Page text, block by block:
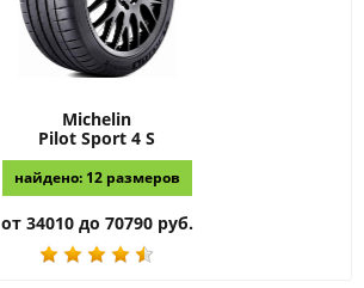
Michelin
Pilot Sport 4 S
найдено: 12 размеров
от 34010 до 70790 руб.